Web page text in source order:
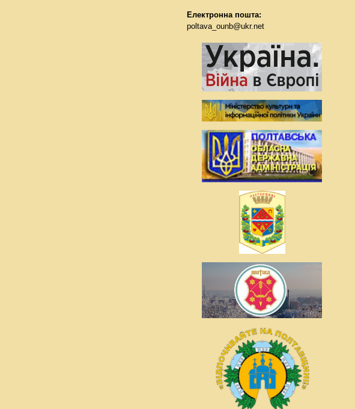
Електронна пошта:
poltava_ounb@ukr.net